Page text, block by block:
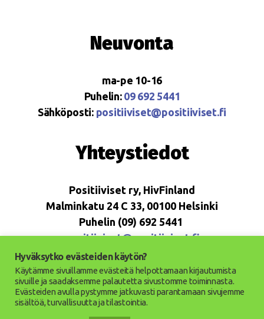
Neuvonta
ma-pe 10-16
Puhelin: 09 692 5441
Sähköposti: positiiviset@positiiviset.fi
Yhteystiedot
Positiiviset ry, HivFinland
Malminkatu 24 C 33, 00100 Helsinki
Puhelin (09) 692 5441
positiiviset@positiiviset.fi
© 2026 Positiiviset ry
Hyväksytko evästeiden käytön?
Käytämme sivuillamme evästeitä helpottamaan kirjautumista
sivuille ja saadaksemme palautetta sivustomme toiminnasta.
Evästeiden avulla pystymme jatkuvasti parantamaan sivujemme
sisältöä, turvallisuutta ja tilastointia.